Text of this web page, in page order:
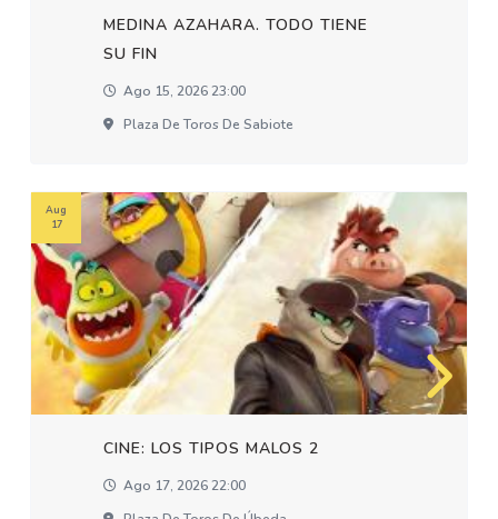
MEDINA AZAHARA. TODO TIENE
SU FIN
Ago 15, 2026 23:00
Plaza De Toros De Sabiote
CINE: LOS TIPOS MALOS 2
Ago 17, 2026 22:00
Aug
17